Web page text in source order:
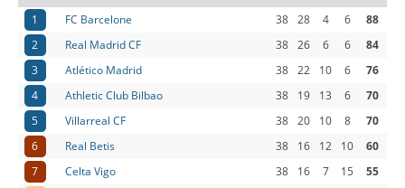
1 FC Barcelone 38 28 4 6
88
2
Real Madrid CF 38 26 6 6
84
3
Atlético Madrid 38 22 10 6
76
4
Athletic Club Bilbao 38 19 13 6
70
5
Villarreal CF 38 20 10 8
70
6
Real Betis 38 16 12 10
60
7
Celta Vigo 38 16 7 15
55